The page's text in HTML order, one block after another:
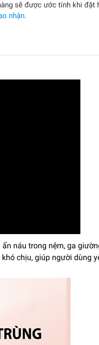
sẽ được ước tính khi đặt
nhận.
náu trong nệm, ga
chịu, giúp người dùng